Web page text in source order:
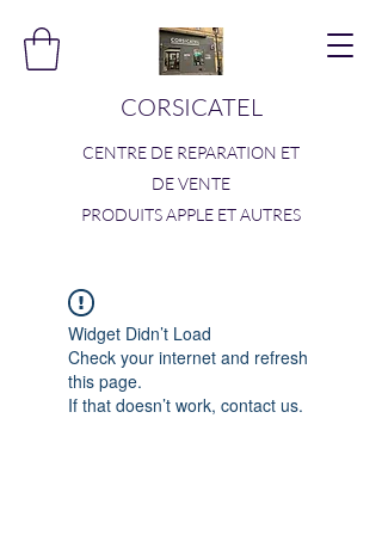
CORSICATEL
CENTRE DE REPARATION ET
DE VENTE
PRODUITS APPLE ET AUTRES
Widget Didn’t Load
Check your internet and refresh
this page.
If that doesn’t work, contact us.